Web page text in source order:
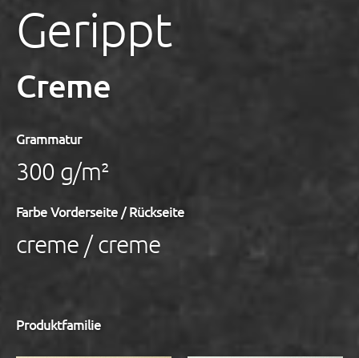
Gerippt
Creme
Grammatur
300 g/m²
Farbe Vorderseite / Rückseite
creme / creme
Produktfamilie